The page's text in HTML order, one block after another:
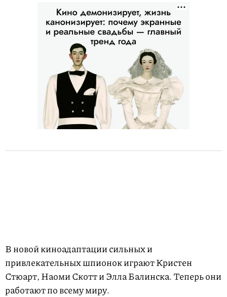
В новой киноадаптации сильных и
привлекательных шпионок играют Кристен
Стюарт, Наоми Скотт и Элла Балинска. Теперь они
работают по всему миру.